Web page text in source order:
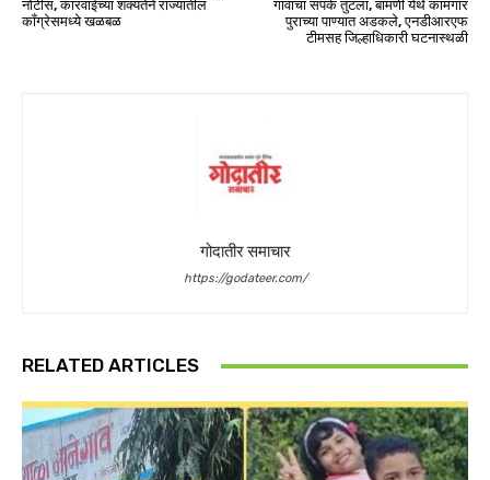
नोटीस, कारवाईच्या शक्यतेने राज्यातील
कॉंग्रेसमध्ये खळबळ
गावांचा संपर्क तुटला, बामणी येथे कामगार
पुराच्या पाण्यात अडकले, एनडीआरएफ
टीमसह जिल्हाधिकारी घटनास्थळी
गोदातीर समाचार
https://godateer.com/
RELATED ARTICLES